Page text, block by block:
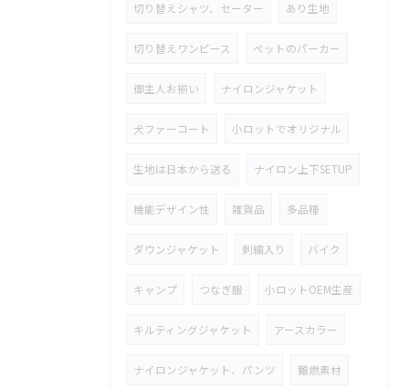
切り替えシャツ、セーター あり生地
切り替えワンピース ペットのパーカー
御主人お揃い ナイロンジャケット
犬ファーコート 小ロットでオリジナル
生地は日本から送る ナイロン上下SETUP
機能デザイン性 雑貨品 多品種
ダウンジャケット 刺繍入り バイク
キャンプ つなぎ服 小ロットOEM生産
キルティングジャケット アースカラー
ナイロンジャケット、パンツ 難燃素材